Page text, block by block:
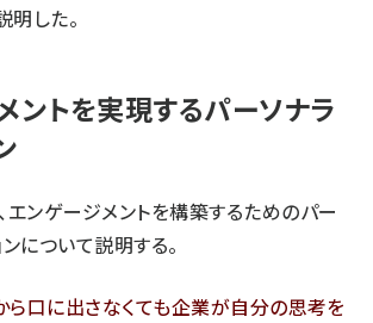
明した。
ントを実現するパーソナラ
エンゲージメントを構築するためのパー
について説明する。
ら口に出さなくても企業が自分の思考を